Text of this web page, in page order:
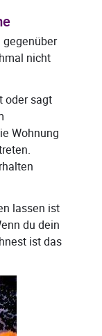
gegenüber
nicht
oder sagt
Wohnung
lassen ist
du dein
ist das